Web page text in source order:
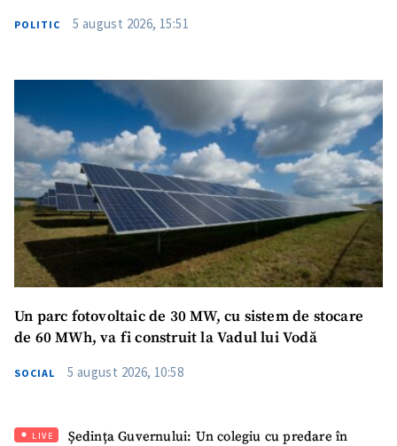
POLITIC 5 august 2026, 15:51
Un parc fotovoltaic de 30 MW, cu sistem de stocare
de 60 MWh, va fi construit la Vadul lui Vodă
SOCIAL 5 august 2026, 10:58
LIVE
Ședința Guvernului: Un colegiu cu predare în
Am citit și sunt de
TRIMITE ȘTIREA